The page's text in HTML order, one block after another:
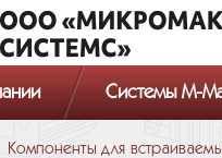
Системы M-
Компоненты для